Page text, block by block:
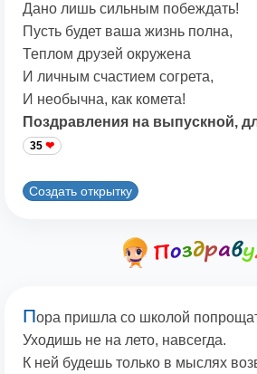
Дано лишь сильным побеждать!
Пусть будет ваша жизнь полна,
Теплом друзей окружена
И личным счастием согрета,
И необычна, как комета!
Поздравления на выпускной,
35
Создать открытку
Пора пришла со школой
Уходишь не на лето, навсегда.
К ней будешь только в мыслях